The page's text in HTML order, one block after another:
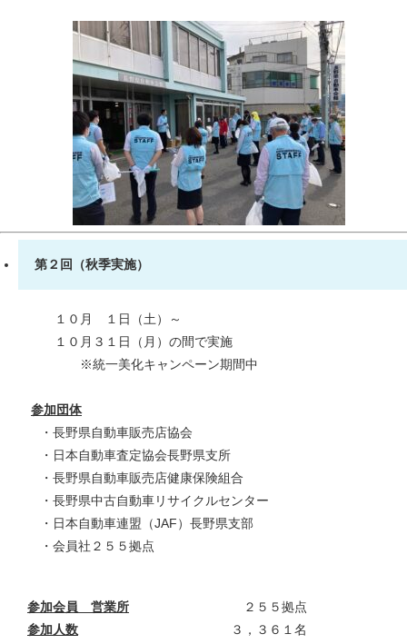
第２回（秋季実施）
１０月 １日（土）～
１０月３１日（月）の間で実施
※統一美化キャンペーン期間中
参加団体
・長野県自動車販売店協会
・日本自動車査定協会長野県支所
・長野県自動車販売店健康保険組合
・長野県中古自動車リサイクルセンター
・日本自動車連盟（JAF）長野県支部
・会員社２５５拠点
参加会員 営業所 ２５５拠点
参加人数 ３，３６１名